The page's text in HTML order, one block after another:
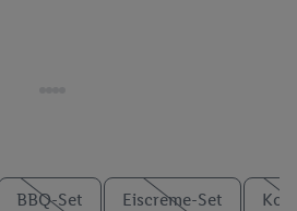
BBQ-Set Eiscreme-Set